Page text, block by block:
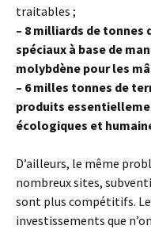
traitables ;
– 8 milliards de tonnes
spéciaux à base de
molybdène pour les
– 6 milles tonnes de
produits
écologiques et
D’ailleurs, le même
nombreux sites,
sont plus compétitifs.
investissements que